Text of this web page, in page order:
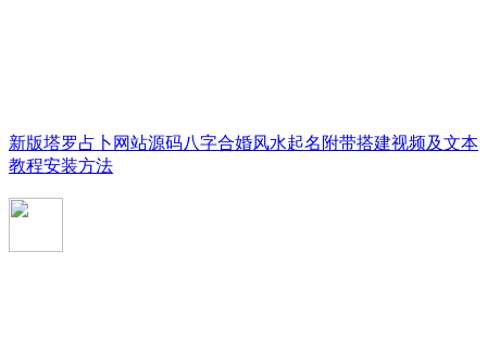
新版塔罗占卜网站源码八字合婚风水起名附带搭建视频及文本
教程安装方法